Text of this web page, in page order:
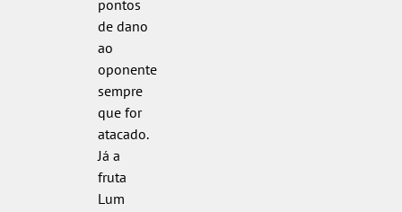
pontos
de dano
ao
oponente
sempre
que for
atacado.
Já a
fruta
Lum